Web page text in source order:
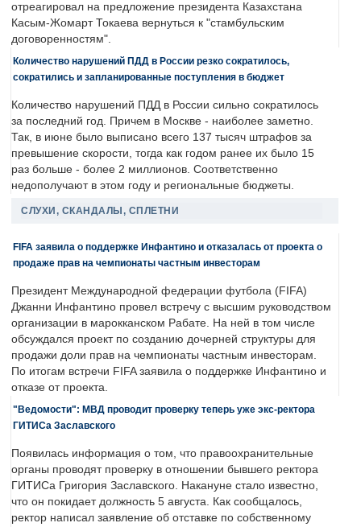
отреагировал на предложение президента Казахстана
Касым-Жомарт Токаева вернуться к "стамбульским
договоренностям".
Количество нарушений ПДД в России резко сократилось,
сократились и запланированные поступления в бюджет
Количество нарушений ПДД в России сильно сократилось
за последний год. Причем в Москве - наиболее заметно.
Так, в июне было выписано всего 137 тысяч штрафов за
превышение скорости, тогда как годом ранее их было 15
раз больше - более 2 миллионов. Соответственно
недополучают в этом году и региональные бюджеты.
СЛУХИ, СКАНДАЛЫ, СПЛЕТНИ
FIFA заявила о поддержке Инфантино и отказалась от проекта о
продаже прав на чемпионаты частным инвесторам
Президент Международной федерации футбола (FIFA)
Джанни Инфантино провел встречу с высшим руководством
организации в марокканском Рабате. На ней в том числе
обсуждался проект по созданию дочерней структуры для
продажи доли прав на чемпионаты частным инвесторам.
По итогам встречи FIFA заявила о поддержке Инфантино и
отказе от проекта.
"Ведомости": МВД проводит проверку теперь уже экс-ректора
ГИТИСа Заславского
Появилась информация о том, что правоохранительные
органы проводят проверку в отношении бывшего ректора
ГИТИСа Григория Заславского. Накануне стало известно,
что он покидает должность 5 августа. Как сообщалось,
ректор написал заявление об отставке по собственному